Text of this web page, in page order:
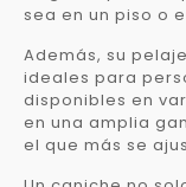
sea en un piso o
Además, su
ideales para
disponibles en
en una amplia
el que más se